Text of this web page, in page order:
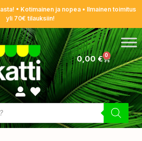
• Kotimainen ja nopea • Ilmainen toimitus
yli 70€ tilauksiin!
0,00€ 0